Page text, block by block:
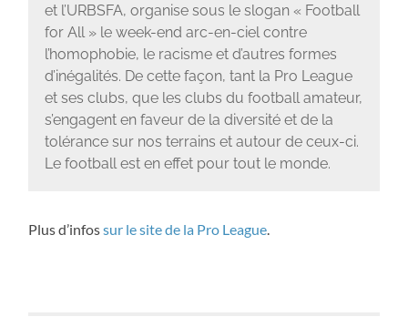
et l’URBSFA, organise sous le slogan « Football
for All » le week-end arc-en-ciel contre
l’homophobie, le racisme et d’autres formes
d’inégalités. De cette façon, tant la Pro League
et ses clubs, que les clubs du football amateur,
s’engagent en faveur de la diversité et de la
tolérance sur nos terrains et autour de ceux-ci.
Le football est en effet pour tout le monde.
Plus d’infossur le site de la Pro League.